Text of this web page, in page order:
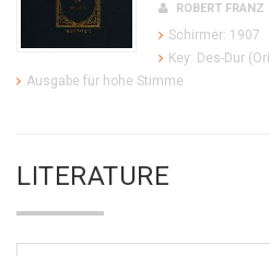
ROBERT FRANZ
Schirmer: 1907
Key: Des-Dur
Ausgabe für hohe Stimme
LITERATURE